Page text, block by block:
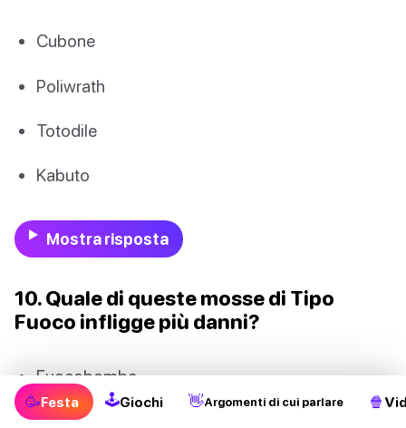
Cubone
Poliwrath
Totodile
Kabuto
Mostra risposta
10. Quale di queste mosse di Tipo
Fuoco infligge più danni?
Fuocobomba
Superriscaldamento
🥳Festa 🕹Giochi 👋Argomenti di cui parlare 🍿